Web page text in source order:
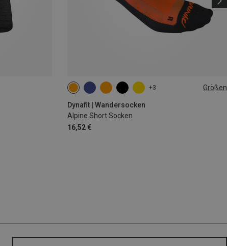
+3 Größen
Dynafit | Wandersocken
Alpine Short Socken
16,52 €
35|36|37|38 39|40|41|42